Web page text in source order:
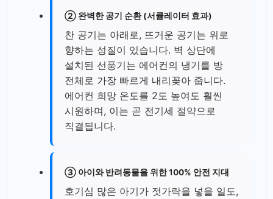
② 완벽한 공기 순환 (서큘레이터 효과)
찬 공기는 아래로, 뜨거운 공기는 위로
향하는 성질이 있습니다. 벽 상단에
설치된 선풍기는 에어컨의 냉기를 방
전체로 가장 빠르게 내리꽂아 줍니다.
에어컨 희망 온도를 2도 높여도 훨씬
시원하며, 이는 곧 전기세 절약으로
직결됩니다.
③ 아이와 반려동물을 위한 100% 안전 지대
호기심 많은 아기가 젓가락을 넣을 일도,